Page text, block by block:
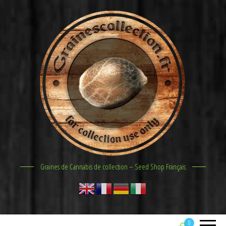
Graines de Cannabis de collection – Seed Shop Français
0